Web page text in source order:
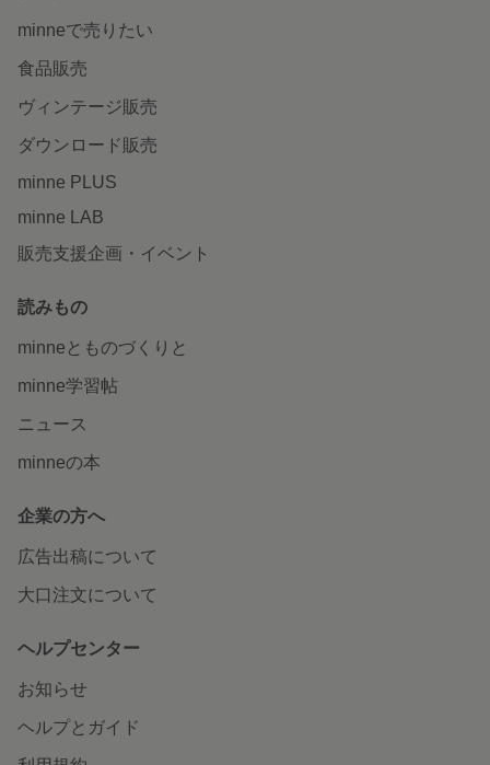
minneで売りたい
食品販売
ヴィンテージ販売
ダウンロード販売
minne PLUS
minne LAB
販売支援企画・イベント
読みもの
minneとものづくりと
minne学習帖
ニュース
minneの本
企業の方へ
広告出稿について
大口注文について
ヘルプセンター
お知らせ
ヘルプとガイド